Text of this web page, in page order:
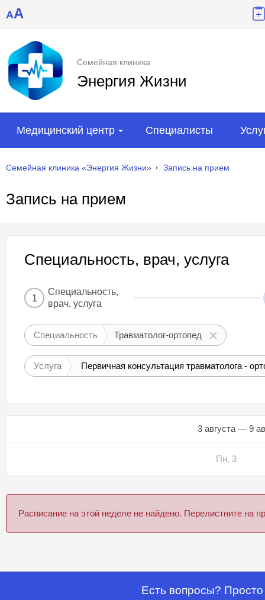
AA
Семейная клиника
Энергия Жизни
Медицинский центр Специалисты
Семейная клиника «Энергия Жизни» Запись на прием
Запись на прием
Специальность, врач, услуга
1
Специальность,
врач, услуга
Специальность Травматолог-ортопед
Услуга Первичная консультация травматолога -
3 августа — 9
Пн, 3
Расписание на этой неделе не найдено. Перелистните
Есть вопросы?